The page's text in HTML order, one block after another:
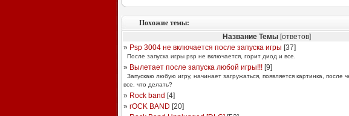
Похожие темы:
Название Темы[ответов]
» Psp 3004 не включается после запуска игры [37]
После запуска игры psp не включается, горит диод и все.
» Вылетает после запуска любой игры!!![9]
Запускаю любую игру, начинает загружаться, появляется картинка, после
все, что делать?
» Rock band [4]
» rOCK BAND [20]